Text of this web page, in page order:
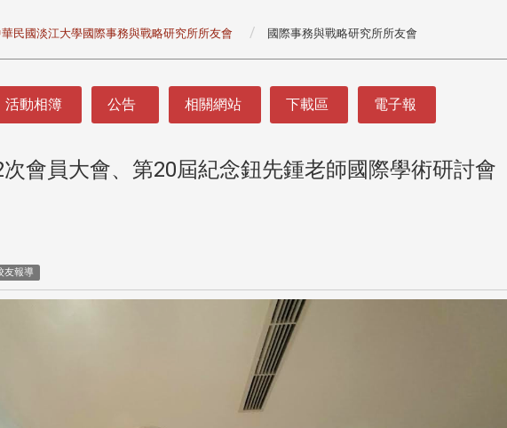
民國淡江大學國際事務與戰略研究所所友會 國際事務與戰略研究所所友會
活動相簿 公告 相關網站 下載區 電子報
會員大會、第20屆紀念鈕先鍾老師國際學術研討會
友報導